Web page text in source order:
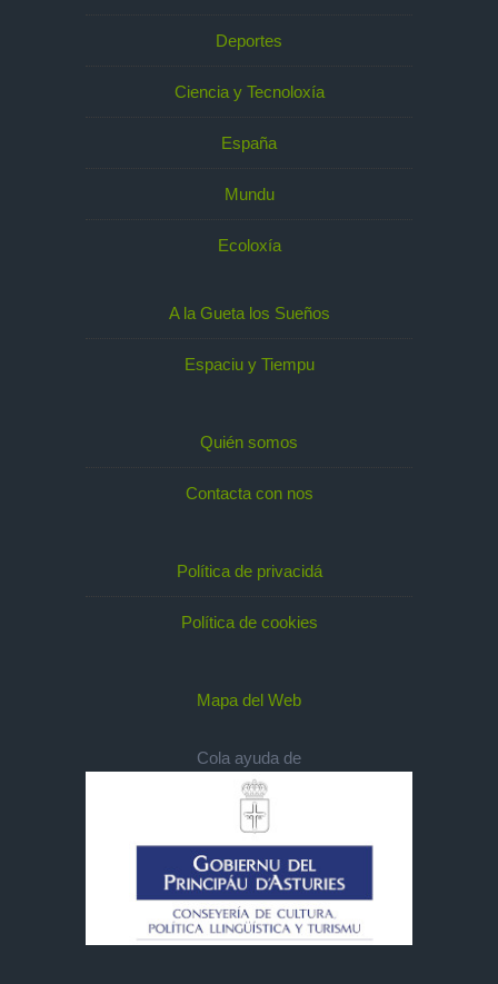
Deportes
Ciencia y Tecnoloxía
España
Mundu
Ecoloxía
A la Gueta los Sueños
Espaciu y Tiempu
Quién somos
Contacta con nos
Política de privacidá
Política de cookies
Mapa del Web
Cola ayuda de